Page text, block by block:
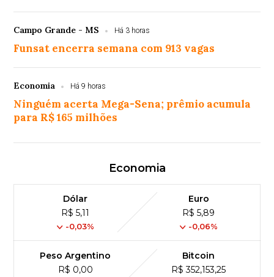
Campo Grande - MS Há 3 horas
Funsat encerra semana com 913 vagas
Economia Há 9 horas
Ninguém acerta Mega-Sena; prêmio acumula
para R$ 165 milhões
Economia
Dólar
R$ 5,11
-0,03%
Euro
R$ 5,89
-0,06%
Peso Argentino
R$ 0,00
Bitcoin
R$ 352,153,25